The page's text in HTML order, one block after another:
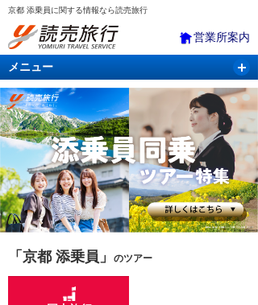
京都 添乗員に関する情報なら読売旅行
営業所案内
メニュー
国内旅行 バスツアー 海外旅行 クルーズ
航空・ＪＲ＋宿泊 航空券＆ホテル
「京都 添乗員」 のツアー